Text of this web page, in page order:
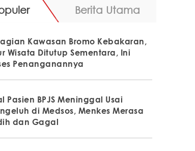
Berita Utama
Kawasan Bromo Kebakaran,
Wisata Ditutup Sementara, Ini
Penanganannya
Pasien BPJS Meninggal Usai
di Medsos, Menkes Merasa
dan Gagal